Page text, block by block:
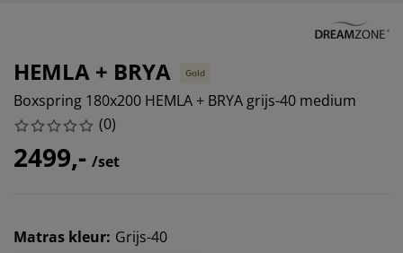
HEMLA + BRYA Gold
Boxspring 180x200 HEMLA + BRYA grijs-40 medium
(0)
2499,- /set
Matras kleur: Grijs-40